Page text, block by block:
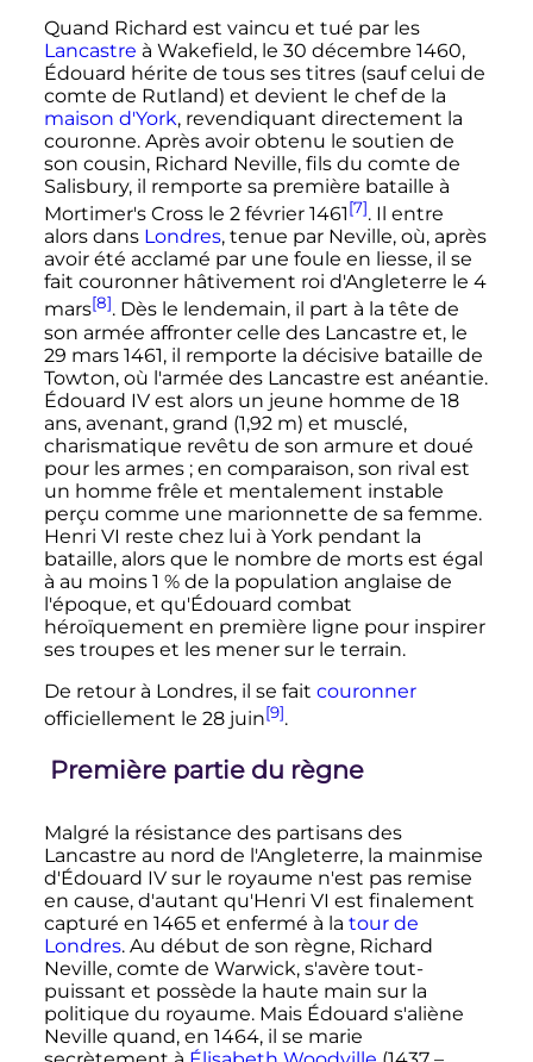
Quand Richard est vaincu et tué par les
Lancastre à Wakefield, le 30 décembre 1460,
Édouard hérite de tous ses titres (sauf celui de
comte de Rutland) et devient le chef de la
maison d'York, revendiquant directement la
couronne. Après avoir obtenu le soutien de
son cousin, Richard Neville, fils du comte de
Salisbury, il remporte sa première bataille à
Mortimer's Cross le 2 février 1461[7]. Il entre
alors dans Londres, tenue par Neville, où, après
avoir été acclamé par une foule en liesse, il se
fait couronner hâtivement roi d'Angleterre le 4
mars[8]. Dès le lendemain, il part à la tête de
son armée affronter celle des Lancastre et, le
29 mars 1461, il remporte la décisive bataille de
Towton, où l'armée des Lancastre est anéantie.
Édouard IVest alors un jeune homme de 18
ans, avenant, grand (1,92 m) et musclé,
charismatique revêtu de son armure et doué
pour les armes ; en comparaison, son rival est
un homme frêle et mentalement instable
perçu comme une marionnette de sa femme.
Henri VI reste chez lui à York pendant la
bataille, alors que le nombre de morts est égal
à au moins 1 % de la population anglaise de
l'époque, et qu'Édouard combat
héroïquement en première ligne pour inspirer
ses troupes et les mener sur le terrain.
De retour à Londres, il se fait couronner
officiellement le 28 juin[9].
Première partie du règne
Malgré la résistance des partisans des
Lancastre au nord de l'Angleterre, la mainmise
d'Édouard IVsur le royaume n'est pas remise
en cause, d'autant qu'Henri VI est finalement
capturé en 1465et enfermé à la tour de
Londres. Au début de son règne, Richard
Neville, comte de Warwick, s'avère tout-
puissant et possède la haute main sur la
politique du royaume. Mais Édouard s'aliène
Neville quand, en 1464, il se marie